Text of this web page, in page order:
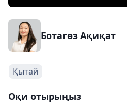
Ботагөз Ақиқат
Қытай
Оқи отырыңыз